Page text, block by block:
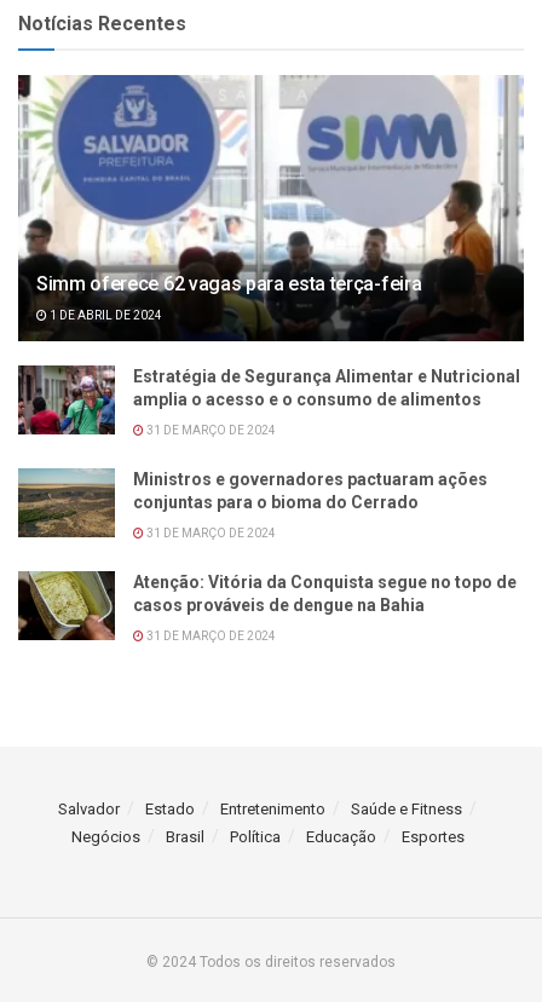
Notícias Recentes
Simm oferece 62 vagas para esta terça-feira
1 DE ABRIL DE 2024
Estratégia de Segurança Alimentar e Nutricional
amplia o acesso e o consumo de alimentos
31 DE MARÇO DE 2024
Ministros e governadores pactuaram ações
conjuntas para o bioma do Cerrado
31 DE MARÇO DE 2024
Atenção: Vitória da Conquista segue no topo de
casos prováveis de dengue na Bahia
31 DE MARÇO DE 2024
Salvador Estado Entretenimento
Saúde e Fitness
Negócios
Brasil Política Educação Esportes
© 2024 Todos os direitos reservados